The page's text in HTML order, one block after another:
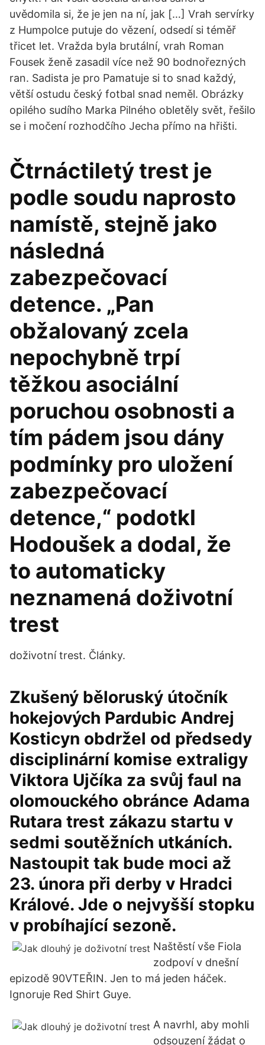
uvědomila si, že je jen na ní, jak […] Vrah servírky
z Humpolce putuje do vězení, odsedí si téměř
třicet let. Vražda byla brutální, vrah Roman
Fousek ženě zasadil více než 90 bodnořezných
ran. Sadista je pro Pamatuje si to snad každý,
větší ostudu český fotbal snad neměl. Obrázky
opilého sudího Marka Pilného obletěly svět, řešilo
se i močení rozhodčího Jecha přímo na hřišti.
Čtrnáctiletý trest je
podle soudu naprosto
namístě, stejně jako
následná
zabezpečovací
detence. „Pan
obžalovaný zcela
nepochybně trpí
těžkou asociální
poruchou osobnosti a
tím pádem jsou dány
podmínky pro uložení
zabezpečovací
detence,“ podotkl
Hodoušek a dodal, že
to automaticky
neznamená doživotní
trest
doživotní trest. Články.
Zkušený běloruský útočník
hokejových Pardubic Andrej
Kosticyn obdržel od předsedy
disciplinární komise extraligy
Viktora Ujčíka za svůj faul na
olomouckého obránce Adama
Rutara trest zákazu startu v
sedmi soutěžních utkáních.
Nastoupit tak bude moci až
23. února při derby v Hradci
Králové. Jde o nejvyšší stopku
v probíhající sezoně.
Naštěstí vše Fiola
zodpoví v dnešní
epizodě 90VTEŘIN. Jen to má jeden háček.
Ignoruje Red Shirt Guye.
A navrhl, aby mohli
odsouzení žádat o